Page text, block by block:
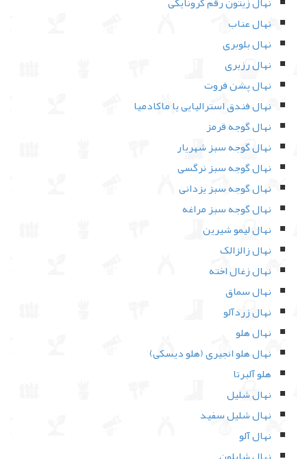
نهال عناب
نهال بلوبری
نهال رزبری
نهال پشن فروت
نهال فندق استرالیایی یا ماکادمیا
نهال گوجه قرمز
نهال گوجه سبز شهریار
نهال گوجه سبز نرگسی
نهال گوجه سبز یزدانی
نهال گوجه سبز مراغه
نهال لیمو شیرین
نهال زالزالک
نهال زغال اخته
نهال سماق
نهال زردآلو
نهال هلو
نهال هلو انجیری (هلو دیسکی)
هلو آلبرتا
نهال شلیل
نهال شلیل سفید
نهال آلو